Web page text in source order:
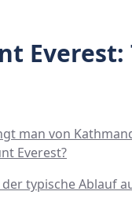
man von
Everest?
typische Ablauf